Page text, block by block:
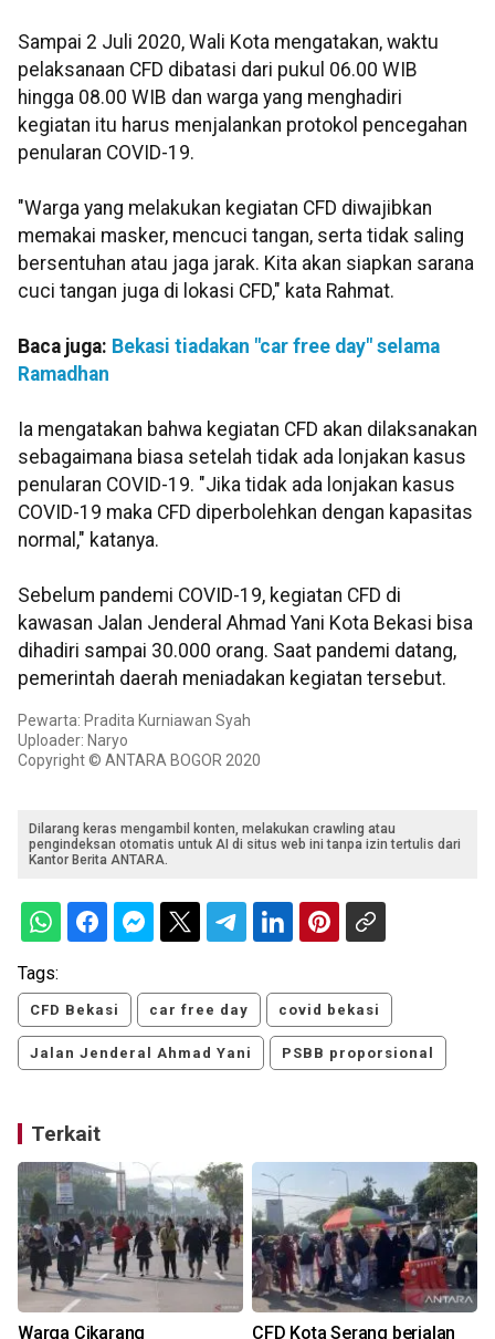
Sampai 2 Juli 2020, Wali Kota mengatakan, waktu
pelaksanaan CFD dibatasi dari pukul 06.00 WIB
hingga 08.00 WIB dan warga yang menghadiri
kegiatan itu harus menjalankan protokol pencegahan
penularan COVID-19.
"Warga yang melakukan kegiatan CFD diwajibkan
memakai masker, mencuci tangan, serta tidak saling
bersentuhan atau jaga jarak. Kita akan siapkan sarana
cuci tangan juga di lokasi CFD," kata Rahmat.
Baca juga: Bekasi tiadakan "car free day" selama
Ramadhan
Ia mengatakan bahwa kegiatan CFD akan dilaksanakan
sebagaimana biasa setelah tidak ada lonjakan kasus
penularan COVID-19. "Jika tidak ada lonjakan kasus
COVID-19 maka CFD diperbolehkan dengan kapasitas
normal," katanya.
Sebelum pandemi COVID-19, kegiatan CFD di
kawasan Jalan Jenderal Ahmad Yani Kota Bekasi bisa
dihadiri sampai 30.000 orang. Saat pandemi datang,
pemerintah daerah meniadakan kegiatan tersebut.
Pewarta: Pradita Kurniawan Syah
Uploader: Naryo
Copyright © ANTARA BOGOR 2020
Dilarang keras mengambil konten, melakukan crawling atau
pengindeksan otomatis untuk AI di situs web ini tanpa izin tertulis dari
Kantor Berita ANTARA.
Tags:
CFD Bekasi car free day covid bekasi
Jalan Jenderal Ahmad Yani PSBB proporsional
Terkait
Warga Cikarang CFD Kota Serang berjalan